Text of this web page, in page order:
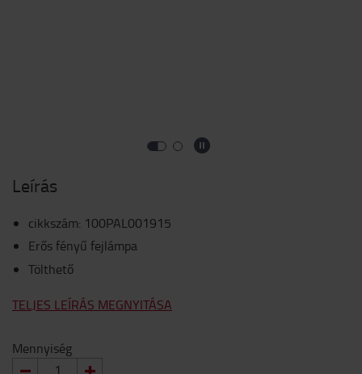
Leírás
cikkszám: 100PAL001915
Erős fényű fejlámpa
Tölthető
TELJES LEÍRÁS MEGNYITÁSA
Mennyiség